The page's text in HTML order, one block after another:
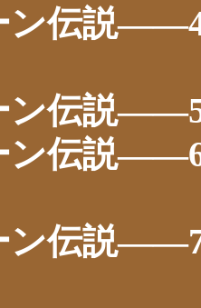
ン伝説
ン伝説
ン伝説
ン伝説